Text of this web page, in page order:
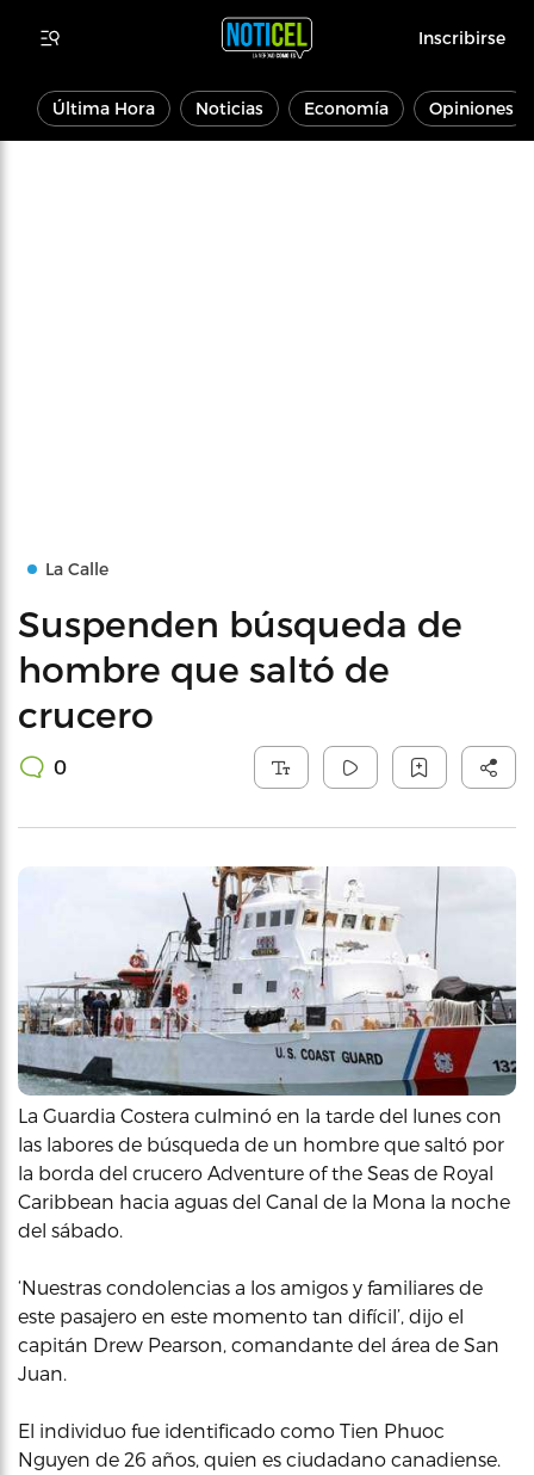
Inscribirse
Última Hora Noticias Economía Opiniones
La Calle
Suspenden búsqueda de
hombre que saltó de
crucero
0
La Guardia Costera culminó en la tarde del lunes con
las labores de búsqueda de un hombre que saltó por
la borda del crucero Adventure of the Seas de Royal
Caribbean hacia aguas del Canal de la Mona la noche
del sábado.
‘Nuestras condolencias a los amigos y familiares de
este pasajero en este momento tan difícil’, dijo el
capitán Drew Pearson, comandante del área de San
Juan.
El individuo fue identificado como Tien Phuoc
Nguyen de 26 años, quien es ciudadano canadiense.